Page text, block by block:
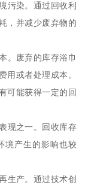
污染。通过回收利
，并减少废弃物的
。废弃的库存浴巾
用或者处理成本。
可能获得一定的回
现之一。回收库存
境产生的影响也较
生产。通过技术创